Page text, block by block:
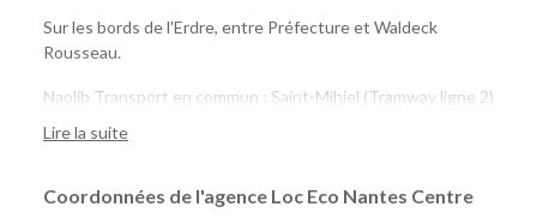
Sur les bords de l'Erdre, entre Préfecture et Waldeck
Rousseau.
Naolib Transport en commun : Saint-Mihiel (Tramway ligne 2)
marguerite : Saint Mihiel, Talensac, Quai de Versaille
Lire la suite
Coordonnées de l'agence Loc Eco Nantes Centre